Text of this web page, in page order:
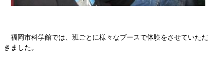
福岡市科学館では、班ごとに様々なブースで体験をさせていただ
きました。